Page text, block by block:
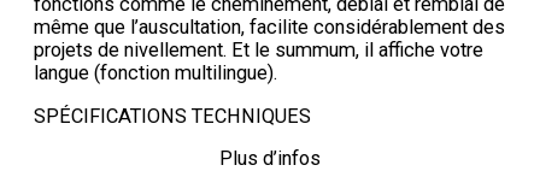
même que l’auscultation, facilite considérablement des
projets de nivellement. Et le summum, il affiche votre
langue (fonction multilingue).
SPÉCIFICATIONS TECHNIQUES
Plus d’infos